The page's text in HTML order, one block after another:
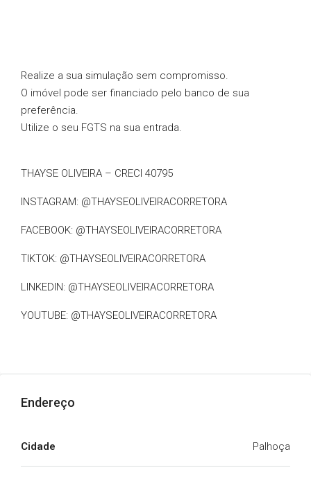
Realize a sua simulação sem compromisso.
O imóvel pode ser financiado pelo banco de sua
preferência.
Utilize o seu FGTS na sua entrada.
THAYSE OLIVEIRA – CRECI 40795
INSTAGRAM: @THAYSEOLIVEIRACORRETORA
FACEBOOK: @THAYSEOLIVEIRACORRETORA
TIKTOK: @THAYSEOLIVEIRACORRETORA
LINKEDIN: @THAYSEOLIVEIRACORRETORA
YOUTUBE: @THAYSEOLIVEIRACORRETORA
Endereço
Cidade Palhoça